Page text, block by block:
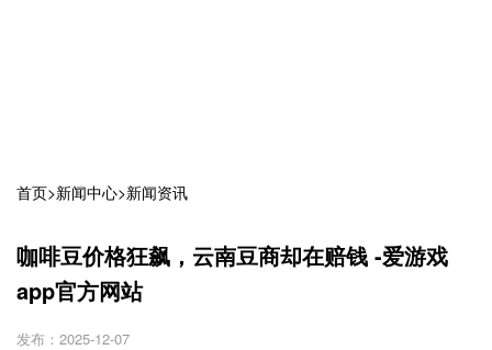
首页>新闻中心>新闻资讯
咖啡豆价格狂飙，云南豆商却在赔钱 -爱游戏
app官方网站
发布：2025-12-07